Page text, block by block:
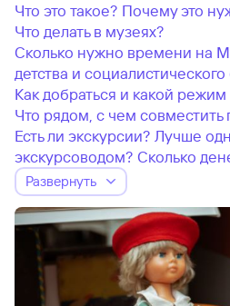
Что это такое? Почему это
Что делать в музеях?
Сколько нужно времени на
детства и социалистического
Как добраться и какой
Что рядом, с чем
Есть ли экскурсии? Лучше
экскурсоводом? Сколько
Развернуть